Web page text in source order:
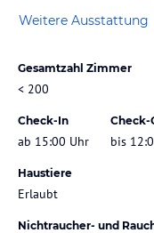
Weitere Ausstattung
Gesamtzahl Zimmer
< 200
Check-In
ab 15:00 Uhr
Check-
bis
Haustiere
Erlaubt
Nichtraucher- und